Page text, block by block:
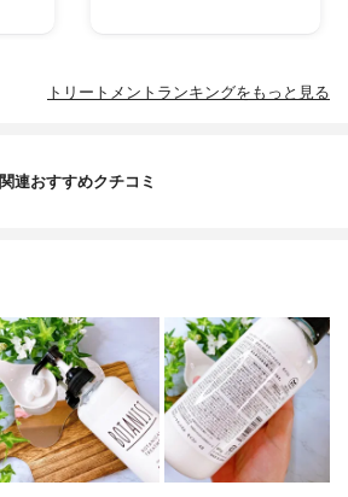
トリートメントランキングをもっと見る
関連おすすめクチコミ